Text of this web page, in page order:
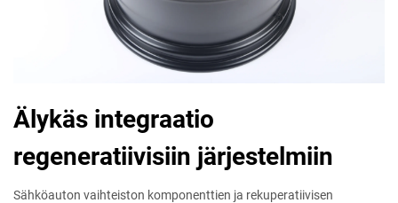
Älykäs integraatio
regeneratiivisiin järjestelmiin
Sähköauton vaihteiston komponenttien ja rekuperatiivisen